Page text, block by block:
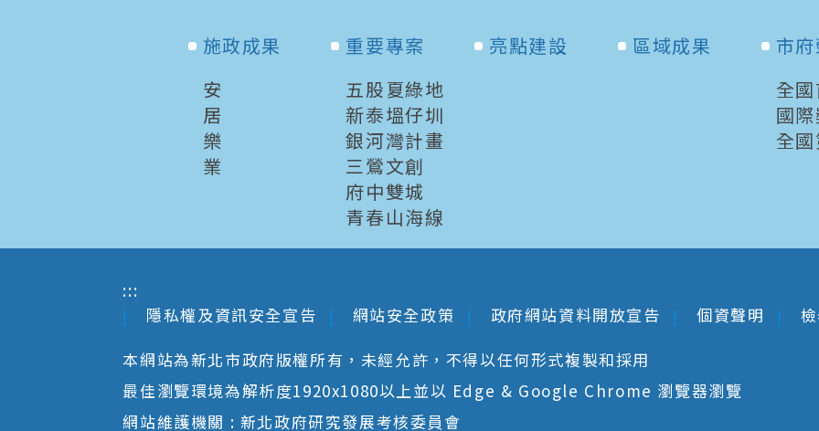
施政成果
安
居
樂
業
重要專案
五股夏綠地
新泰塭仔圳
銀河灣計畫
三鶯文創
府中雙城
青春山海線
亮點建設 區域成果
市
全
國
全
:::
隱私權及資訊安全宣告
網站安全政策 政府網站資料開放宣告 個資聲明
本網站為新北市政府版權所有，未經允許，不得以任何形式複製和採用
最佳瀏覽環境為解析度1920x1080以上並以 Edge & Google Chrome 瀏覽器瀏覽
網站維護機關 : 新北政府研究發展考核委員會